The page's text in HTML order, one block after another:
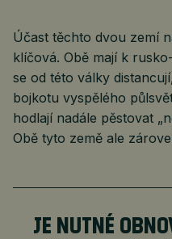
Účast těchto dvou zemí
klíčová. Obě mají k
se od této války
bojkotu vyspělého
hodlají nadále pěstovat
Obě tyto země ale
JE NUTNÉ